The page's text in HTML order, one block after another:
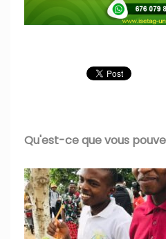
Qu'est-ce que vous